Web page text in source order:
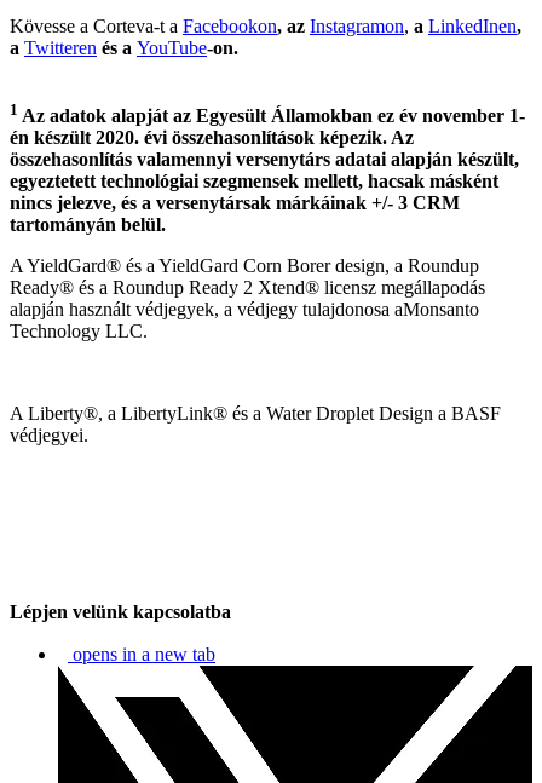
Kövesse a Corteva-t a Facebookon, az Instagramon, a LinkedInen,
a Twitteren és a YouTube-on.
1 Az adatok alapját az Egyesült Államokban ez év november 1-
én készült 2020. évi összehasonlítások képezik. Az
összehasonlítás valamennyi versenytárs adatai alapján készült,
egyeztetett technológiai szegmensek mellett, hacsak másként
nincs jelezve, és a versenytársak márkáinak +/- 3 CRM
tartományán belül.
A YieldGard® és a YieldGard Corn Borer design, a Roundup
Ready® és a Roundup Ready 2 Xtend® licensz megállapodás
alapján használt védjegyek, a védjegy tulajdonosa aMonsanto
Technology LLC.
A Liberty®, a LibertyLink® és a Water Droplet Design a BASF
védjegyei.
Lépjen velünk kapcsolatba
opens in a new tab